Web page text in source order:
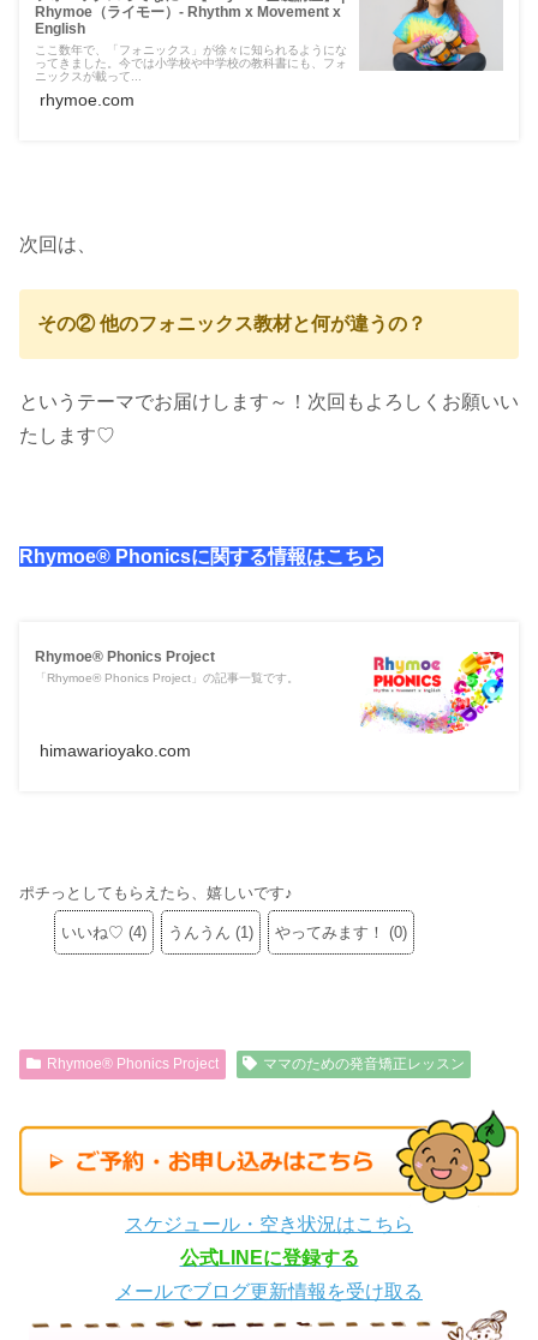
Rhymoe（ライモー）- Rhythm x Movement x
English
ここ数年で、「フォニックス」が徐々に知られるようにな
ってきました。今では小学校や中学校の教科書にも、フォ
ニックスが載って...
rhymoe.com
次回は、
その② 他のフォニックス教材と何が違うの？
というテーマでお届けします～！次回もよろしくお願いい
たします♡
Rhymoe® Phonicsに関する情報はこちら
Rhymoe® Phonics Project
「Rhymoe® Phonics Project」の記事一覧です。
himawarioyako.com
ポチっとしてもらえたら、嬉しいです♪
いいね♡ (4) うんうん (1) やってみます！ (0)
Rhymoe® Phonics Project ママのための発音矯正レッスン
スケジュール・空き状況はこちら
公式LINEに登録する
メールでブログ更新情報を受け取る